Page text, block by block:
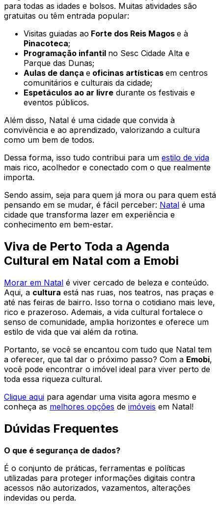
para todas as idades e bolsos. Muitas atividades são
gratuitas ou têm entrada popular:
Visitas guiadas ao Forte dos Reis Magos e à
Pinacoteca;
Programação infantil no Sesc Cidade Alta e
Parque das Dunas;
Aulas de dança e oficinas artísticas em centros
comunitários e culturais da cidade;
Espetáculos ao ar livre durante os festivais e
eventos públicos.
Além disso, Natal é uma cidade que convida à
convivência e ao aprendizado, valorizando a cultura
como um bem de todos.
Dessa forma, isso tudo contribui para um estilo de vida
mais rico, acolhedor e conectado com o que realmente
importa.
Sendo assim, seja para quem já mora ou para quem está
pensando em se mudar, é fácil perceber: Natal é uma
cidade que transforma lazer em experiência e
conhecimento em bem-estar.
Viva de Perto Toda a Agenda
Cultural em Natal com a Emobi
Morar em Natal é viver cercado de beleza e conteúdo.
Aqui, a cultura está nas ruas, nos teatros, nas praças e
até nas feiras de bairro. Isso torna o cotidiano mais leve,
rico e prazeroso. Ademais, a vida cultural fortalece o
senso de comunidade, amplia horizontes e oferece um
estilo de vida que vai além da rotina.
Portanto, se você se encantou com tudo que Natal tem
a oferecer, que tal dar o próximo passo? Com a Emobi,
você pode encontrar o imóvel ideal para viver perto de
toda essa riqueza cultural.
Clique aqui para agendar uma visita agora mesmo e
conheça as melhores opções de imóveis em Natal!
Dúvidas Frequentes
O que é segurança de dados?
É o conjunto de práticas, ferramentas e políticas
utilizadas para proteger informações digitais contra
acessos não autorizados, vazamentos, alterações
indevidas ou perda.